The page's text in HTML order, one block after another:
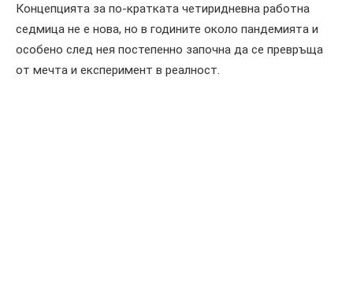
Концепцията за по-кратката четиридневна работна
седмица не е нова, но в годините около пандемията и
особено след нея постепенно започна да се превръща
от мечта и експеримент в реалност.